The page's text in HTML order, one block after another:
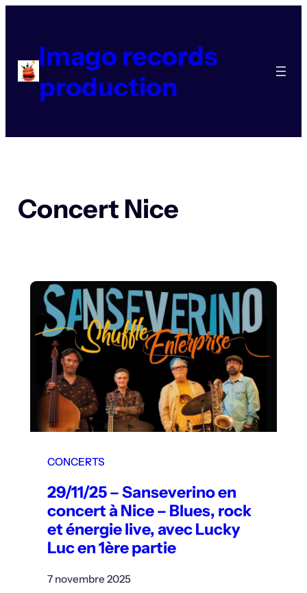
contenuImago records
production
Concert Nice
CONCERTS
29/11/25 – Sanseverino en
concert à Nice – Blues, rock
et énergie live, avec Lucky
Luc en 1ère partie
7 novembre 2025